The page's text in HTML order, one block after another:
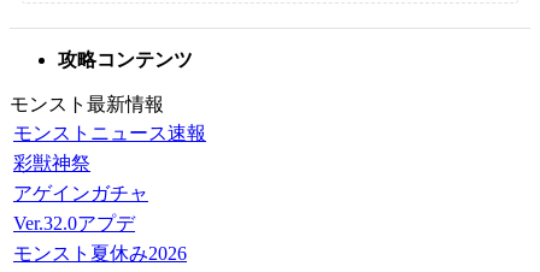
攻略コンテンツ
モンスト最新情報
モンストニュース速報
彩獣神祭
アゲインガチャ
Ver.32.0アプデ
モンスト夏休み2026